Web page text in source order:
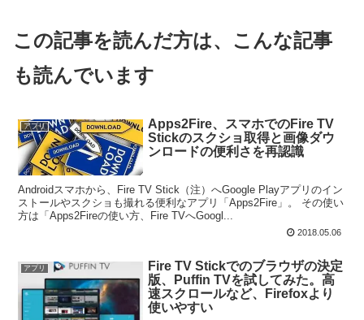
この記事を読んだ方は、こんな記事
も読んでいます
アプリ
Apps2Fire、スマホでのFire TV
Stickのスクショ取得と画像ダウ
ンロードの便利さを再認識
Androidスマホから、Fire TV Stick（注）へGoogle Playアプリのイン
ストールやスクショも撮れる便利なアプリ「Apps2Fire」。 その使い
方は「Apps2Fireの使い方、Fire TVへGoogl...
2018.05.06
アプリ
Fire TV Stickでのブラウザの決定
版、Puffin TVを試してみた。高
速スクロールなど、Firefoxより
使いやすい